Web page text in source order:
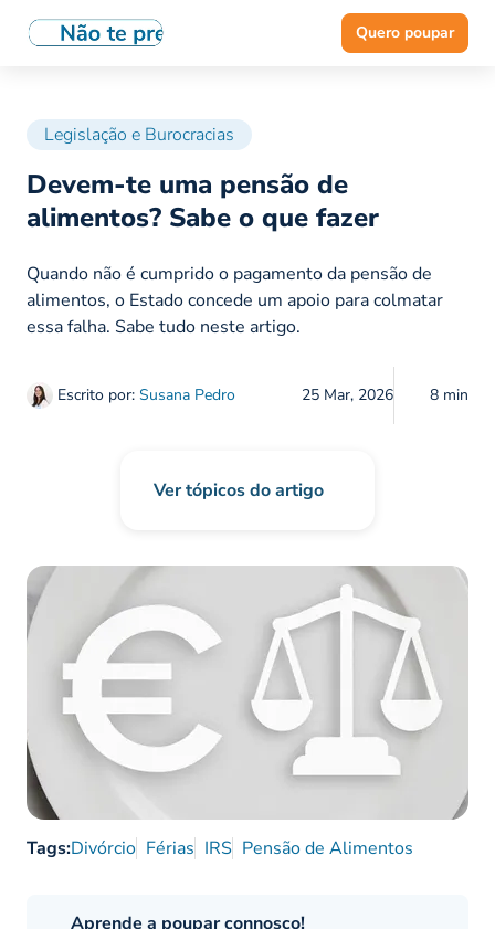
Quero poupar
Legislação e Burocracias
Devem-te uma pensão de
alimentos? Sabe o que fazer
Escrito por: Susana Pedro 25 Mar, 2026 8 min
Quando não é cumprido o pagamento da pensão de
alimentos, o Estado concede um apoio para colmatar
essa falha. Sabe tudo neste artigo.
Ver tópicos do artigo
Tags:Divórcio Férias IRS Pensão de Alimentos
Aprende a poupar connosco!